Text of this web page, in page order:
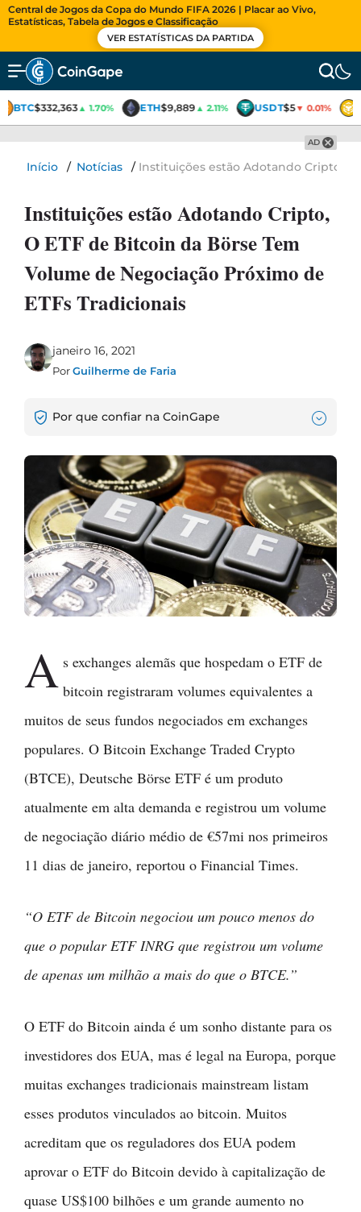
Central de Jogos da Copa do Mundo FIFA 2026 | Placar ao Vivo,
Estatísticas, Tabela de Jogos e Classificação
VER ESTATÍSTICAS DA PARTIDA
BTC$332,363▲ 1.70% ETH$9,889▲ 2.11% USDT$5▼ 0.01%
AD
Início / Notícias / Instituições estão Adotando Cripto, O
Instituições estão Adotando Cripto,
O ETF de Bitcoin da Börse Tem
Volume de Negociação Próximo de
ETFs Tradicionais
janeiro 16, 2021
PorGuilherme de Faria
Por que confiar na CoinGape
A s exchanges alemãs que hospedam o ETF de
bitcoin registraram volumes equivalentes a
muitos de seus fundos negociados em exchanges
populares. O Bitcoin Exchange Traded Crypto
(BTCE), Deutsche Börse ETF é um produto
atualmente em alta demanda e registrou um volume
de negociação diário médio de €57mi nos primeiros
11 dias de janeiro, reportou o Financial Times.
“O ETF de Bitcoin negociou um pouco menos do
que o popular ETF INRG que registrou um volume
de apenas um milhão a mais do que o BTCE.”
O ETF do Bitcoin ainda é um sonho distante para os
investidores dos EUA, mas é legal na Europa, porque
muitas exchanges tradicionais mainstream listam
esses produtos vinculados ao bitcoin. Muitos
acreditam que os reguladores dos EUA podem
aprovar o ETF do Bitcoin devido à capitalização de
quase US$100 bilhões e um grande aumento no